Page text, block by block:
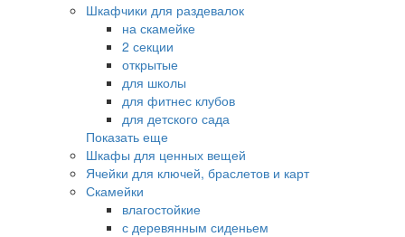
Шкафчики для раздевалок
на скамейке
2 секции
открытые
для школы
для фитнес клубов
для детского сада
Показать еще
Шкафы для ценных вещей
Ячейки для ключей, браслетов и карт
Скамейки
влагостойкие
с деревянным сиденьем